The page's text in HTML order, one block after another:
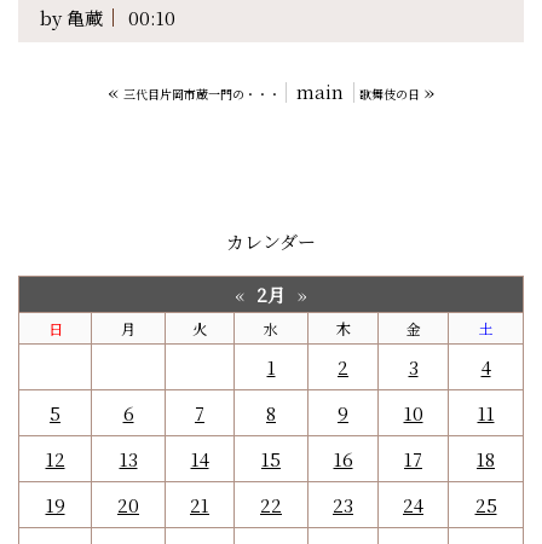
by亀蔵 00:10
« 三代目片岡市蔵一門の・・・ main 歌舞伎の日 »
カレンダー
« 2月 »
日 月 火 水 木 金 土
1 2 3
4
5
6 7 8 9 10
11
12
13 14 15 16 17
18
19
20 21 22 23 24
25